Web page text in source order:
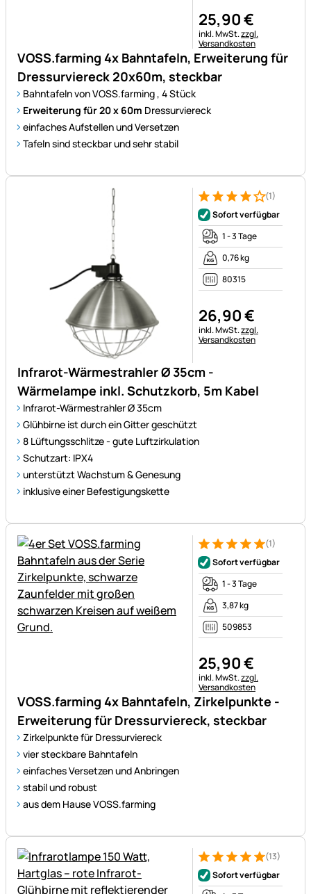
VOSS.farming 4x Bahntafeln, Erweiterung für
Dressurviereck 20x60m, steckbar
Bahntafeln von VOSS.farming , 4 Stück
Erweiterung für 20 x 60m Dressurviereck
einfaches Aufstellen und Versetzen
Tafeln sind steckbar und sehr stabil
25,90€
Steuerhinweis:
inkl. MwSt.zzgl.
Versandkosten
Infrarot-Wärmestrahler Ø 35cm -
Wärmelampe inkl. Schutzkorb, 5m Kabel
Infrarot-Wärmestrahler Ø 35cm
Glühbirne ist durch ein Gitter geschützt
8 Lüftungsschlitze - gute Luftzirkulation
Schutzart: IPX4
unterstützt Wachstum & Genesung
inklusive einer Befestigungskette
Bewertung: 4 von 5 (1
1 Bewertung
(1)
Sofort verfügbar
1 - 3 Tage
0,76 kg
80315
26,90€
Steuerhinweis:
inkl. MwSt.zzgl.
Versandkosten
VOSS.farming 4x Bahntafeln, Zirkelpunkte -
Erweiterung für Dressurviereck, steckbar
Zirkelpunkte für Dressurviereck
vier steckbare Bahntafeln
einfaches Versetzen und Anbringen
stabil und robust
aus dem Hause VOSS.farming
Bewertung: 5 von 5 (1
1 Bewertung
(1)
Sofort verfügbar
1 - 3 Tage
3,87 kg
509853
25,90€
Steuerhinweis:
inkl. MwSt.zzgl.
Versandkosten
Bewertung: 5 von 5 (13
13 Bewertungen (13)
Sofort verfügbar